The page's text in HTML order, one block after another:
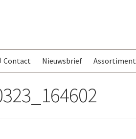
Contact Nieuwsbrief Assortiment